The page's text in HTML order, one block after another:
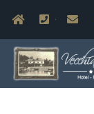
au
contenu
principal
Home